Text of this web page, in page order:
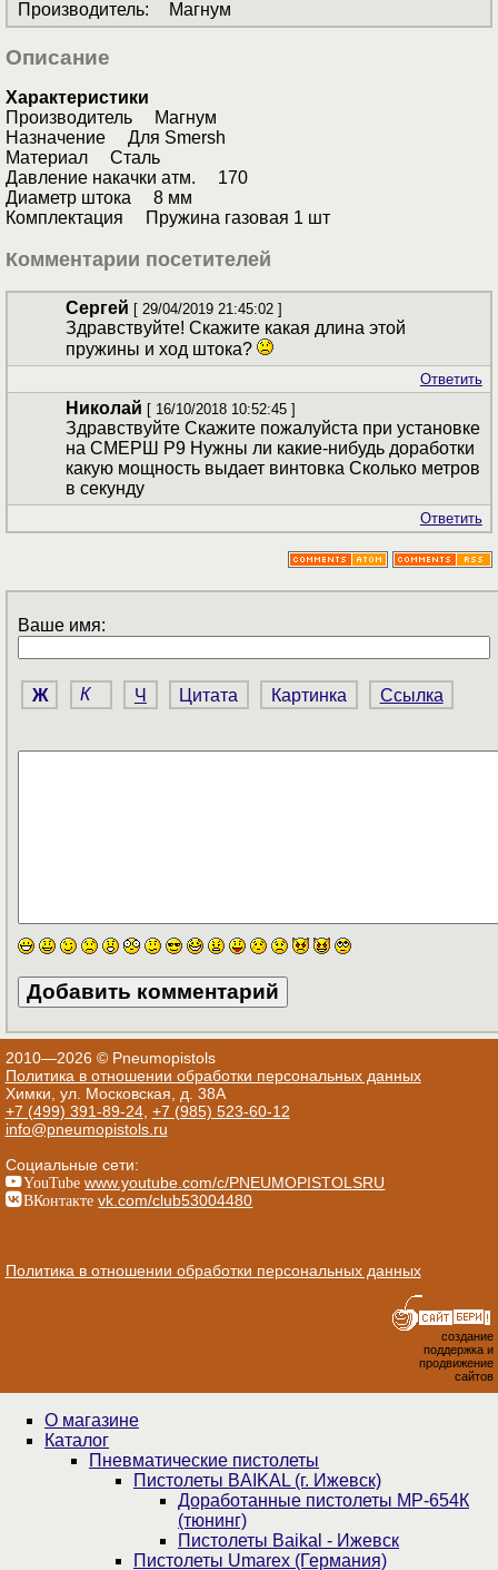
Производитель: Магнум
Описание
Характеристики
Производитель Магнум
Назначение Для Smersh
Материал Сталь
Давление накачки атм. 170
Диаметр штока 8 мм
Комплектация Пружина газовая 1 шт
Комментарии посетителей
Сергей [ 29/04/2019 21:45:02 ]
Здравствуйте! Скажите какая длина этой
пружины и ход штока?
Ответить
Николай [ 16/10/2018 10:52:45 ]
Здравствуйте Скажите пожалуйста при установке
на СМЕРШ Р9 Нужны ли какие-нибудь доработки
какую мощность выдает винтовка Сколько метров
в секунду
Ответить
Ваше имя:
Ж К Ч Цитата Картинка Ссылка
2010—2026 © Pneumopistols
Политика в отношении обработки персональных данных
Химки, ул. Московская, д. 38А
+7 (499) 391-89-24, +7 (985) 523-60-12
info@pneumopistols.ru
Социальные сети:
YouTube www.youtube.com/c/PNEUMOPISTOLSRU
ВКонтакте vk.com/club53004480
Политика в отношении обработки персональных данных
создание
поддержка и
продвижение
сайтов
О магазине
Каталог
Пнев­ма­ти­чес­кие пистолеты
Пистолеты BAIKAL (г. Ижевск)
Доработанные пистолеты МР-654К
(тюнинг)
Пистолеты Baikal - Ижевск
Пистолеты Umarex (Германия)